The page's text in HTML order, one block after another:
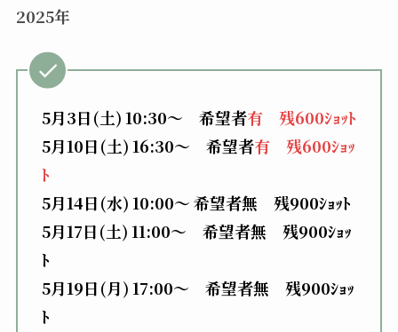
2025年
5月3日(土) 10:30〜 希望者有 残600ｼｮｯﾄ
5月10日(土) 16:30〜 希望者有 残600ｼｮｯ
ﾄ
5月14日(水) 10:00〜 希望者無 残900ｼｮｯﾄ
5月17日(土) 11:00〜 希望者無 残900ｼｮｯ
ﾄ
5月19日(月) 17:00〜 希望者無 残900ｼｮｯ
ﾄ